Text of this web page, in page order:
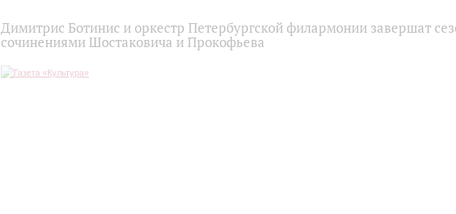
Димитрис Ботинис и оркестр Петербургской филармонии завершат
сочинениями Шостаковича и Прокофьева